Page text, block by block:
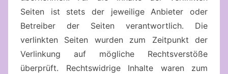
Seiten ist stets der jeweilige Anbieter oder
Betreiber der Seiten verantwortlich. Die
verlinkten Seiten wurden zum Zeitpunkt der
Verlinkung auf mögliche Rechtsverstöße
überprüft. Rechtswidrige Inhalte waren zum